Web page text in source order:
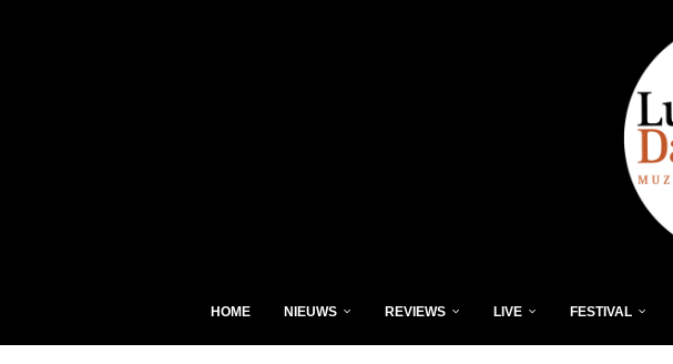
HOME NIEUWS REVIEWS LIVE FESTIVAL